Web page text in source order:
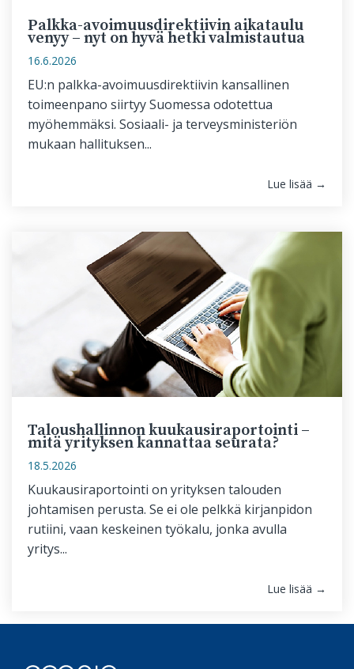
Palkka-avoimuusdirektiivin aikataulu
venyy – nyt on hyvä hetki valmistautua
16.6.2026
EU:n palkka-avoimuusdirektiivin kansallinen
toimeenpano siirtyy Suomessa odotettua
myöhemmäksi. Sosiaali- ja terveysministeriön
mukaan hallituksen...
Lue lisää →
Taloushallinnon kuukausiraportointi –
mitä yrityksen kannattaa seurata?
18.5.2026
Kuukausiraportointi on yrityksen talouden
johtamisen perusta. Se ei ole pelkkä kirjanpidon
rutiini, vaan keskeinen työkalu, jonka avulla
yritys...
Lue lisää →